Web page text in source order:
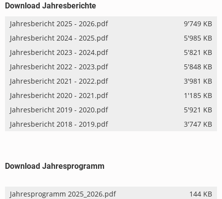
Download Jahresberichte
Jahresbericht 2025 - 2026.pdf
9'749 KB
Jahresbericht 2024 - 2025.pdf
5'985 KB
Jahresbericht 2023 - 2024.pdf
5'821 KB
Jahresbericht 2022 - 2023.pdf
5'848 KB
Jahresbericht 2021 - 2022.pdf
3'981 KB
Jahresbericht 2020 - 2021.pdf
1'185 KB
Jahresbericht 2019 - 2020.pdf
5'921 KB
Jahresbericht 2018 - 2019.pdf
3'747 KB
Download Jahresprogramm
Jahresprogramm 2025_2026.pdf 144 KB